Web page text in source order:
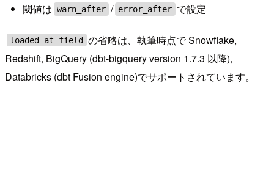
閾値は warn_after / error_after で設定
loaded_at_field の省略は、執筆時点で Snowflake,
Redshift, BigQuery (dbt-bigquery version 1.7.3 以降),
Databricks (dbt Fusion engine)でサポートされています。